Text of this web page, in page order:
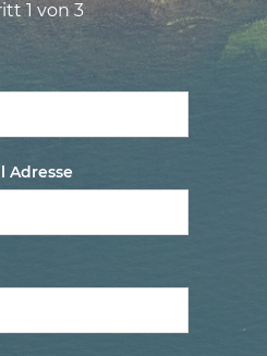
1 von 3
Adresse